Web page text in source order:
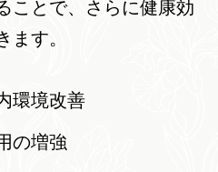
ことで、さらに健康効
ます。
環境改善
の増強